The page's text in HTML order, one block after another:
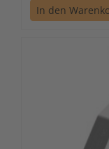
In den